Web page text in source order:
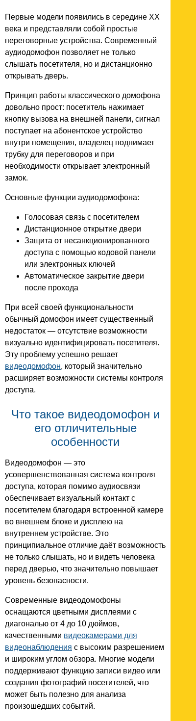
Первые модели появились в середине XX
века и представляли собой простые
переговорные устройства. Современный
аудиодомофон позволяет не только
слышать посетителя, но и дистанционно
открывать дверь.
Принцип работы классического домофона
довольно прост: посетитель нажимает
кнопку вызова на внешней панели, сигнал
поступает на абонентское устройство
внутри помещения, владелец поднимает
трубку для переговоров и при
необходимости открывает электронный
замок.
Основные функции аудиодомофона:
Голосовая связь с посетителем
Дистанционное открытие двери
Защита от несанкционированного
доступа с помощью кодовой панели
или электронных ключей
Автоматическое закрытие двери
после прохода
При всей своей функциональности
обычный домофон имеет существенный
недостаток — отсутствие возможности
визуально идентифицировать посетителя.
Эту проблему успешно решает
видеодомофон, который значительно
расширяет возможности системы контроля
доступа.
Что такое видеодомофон и
его отличительные
особенности
Видеодомофон — это
усовершенствованная система контроля
доступа, которая помимо аудиосвязи
обеспечивает визуальный контакт с
посетителем благодаря встроенной камере
во внешнем блоке и дисплею на
внутреннем устройстве. Это
принципиальное отличие даёт возможность
не только слышать, но и видеть человека
перед дверью, что значительно повышает
уровень безопасности.
Современные видеодомофоны
оснащаются цветными дисплеями с
диагональю от 4 до 10 дюймов,
качественными видеокамерами для
видеонаблюдения с высоким разрешением
и широким углом обзора. Многие модели
поддерживают функцию записи видео или
создания фотографий посетителей, что
может быть полезно для анализа
произошедших событий.